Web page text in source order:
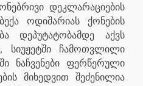
დეკლარაციების
ოდიშარიას ქონების
დეპუტატობამდე აქვს
სიუჟეტში ჩამოთვლილი
ნაჩვენები ფერწერული
მიხედვით შეძენილია